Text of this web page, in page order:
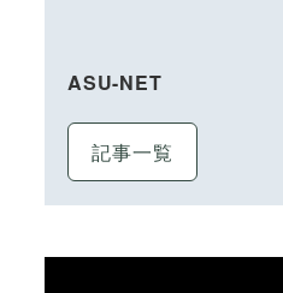
ASU-NET
記事一覧